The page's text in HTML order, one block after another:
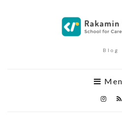
Blog